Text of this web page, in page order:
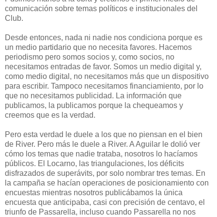
comunicación sobre temas políticos e institucionales del
Club.
Desde entonces, nada ni nadie nos condiciona porque es
un medio partidario que no necesita favores. Hacemos
periodismo pero somos socios y, como socios, no
necesitamos entradas de favor. Somos un medio digital y,
como medio digital, no necesitamos más que un dispositivo
para escribir. Tampoco necesitamos financiamiento, por lo
que no necesitamos publicidad. La información que
publicamos, la publicamos porque la chequeamos y
creemos que es la verdad.
Pero esta verdad le duele a los que no piensan en el bien
de River. Pero más le duele a River. A Aguilar le dolió ver
cómo los temas que nadie trataba, nosotros lo hacíamos
públicos. El Locarno, las triangulaciones, los déficits
disfrazados de superávits, por solo nombrar tres temas. En
la campaña se hacían operaciones de posicionamiento con
encuestas mientras nosotros publicábamos la única
encuesta que anticipaba, casi con precisión de centavo, el
triunfo de Passarella, incluso cuando Passarella no nos